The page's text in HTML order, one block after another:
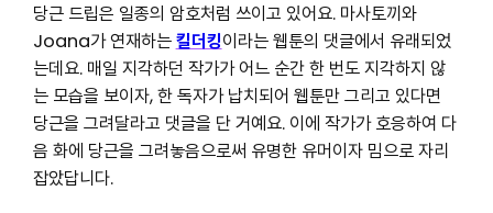
당근 드립은 일종의 암호처럼 쓰이고 있어요. 마사토끼와
Joana가 연재하는킬더킹이라는 웹툰의 댓글에서 유래되었
는데요. 매일 지각하던 작가가 어느 순간 한 번도 지각하지 않
는 모습을 보이자, 한 독자가 납치되어 웹툰만 그리고 있다면
당근을 그려달라고 댓글을 단 거예요. 이에 작가가 호응하여 다
음 화에 당근을 그려놓음으로써 유명한 유머이자 밈으로 자리
잡았답니다.